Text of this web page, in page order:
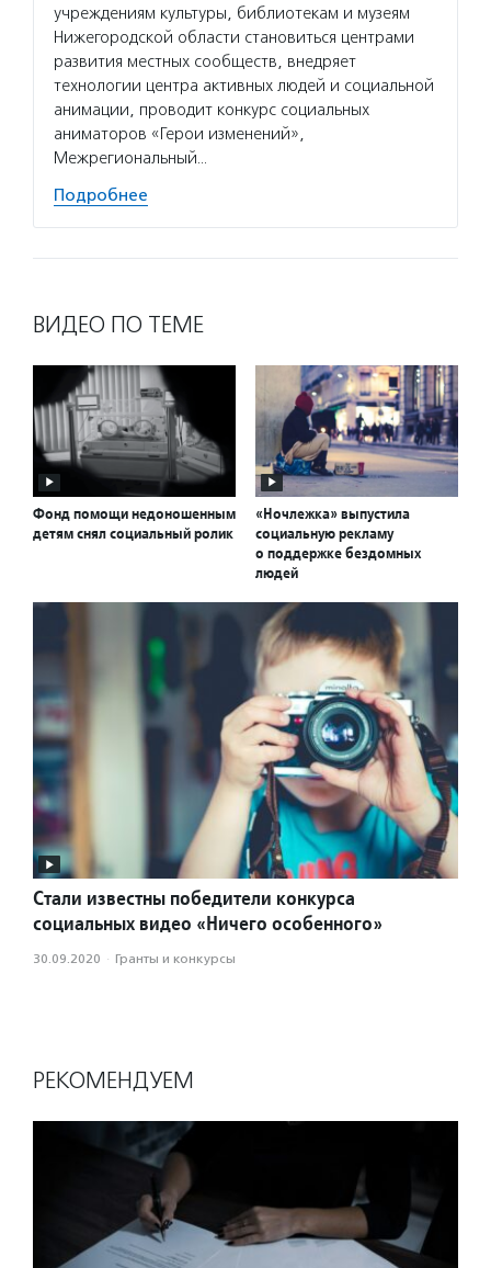
учреждениям культуры, библиотекам и музеям
Нижегородской области становиться центрами
развития местных сообществ, внедряет
технологии центра активных людей и социальной
анимации, проводит конкурс социальных
аниматоров «Герои изменений»,
Межрегиональный…
Подробнее
ВИДЕО ПО ТЕМЕ
Фонд помощи недоношенным
детям снял социальный ролик
«Ночлежка» выпустила
социальную рекламу
о поддержке бездомных
людей
Стали известны победители конкурса
социальных видео «Ничего особенного»
30.09.2020 · Гранты и конкурсы
РЕКОМЕНДУЕМ